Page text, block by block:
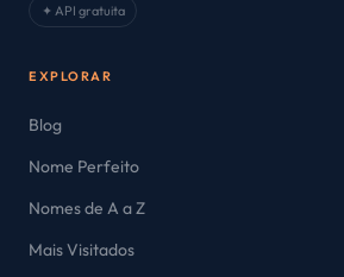
✦ API gratuita
EXPLORAR
Blog
Nome Perfeito
Nomes de A a Z
Mais Visitados